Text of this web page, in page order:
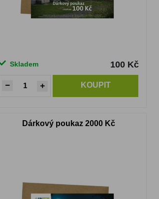
Skladem 100 Kč
KOUPIT
Dárkový poukaz 2000 Kč